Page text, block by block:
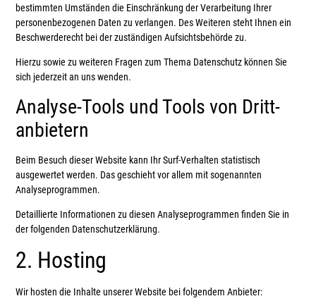
bestimmten Umständen die Einschränkung der Verarbeitung Ihrer
personenbezogenen Daten zu verlangen. Des Weiteren steht Ihnen ein
Beschwerderecht bei der zuständigen Aufsichtsbehörde zu.
Hierzu sowie zu weiteren Fragen zum Thema Datenschutz können Sie
sich jederzeit an uns wenden.
Analyse-Tools und Tools von Dritt­
anbietern
Beim Besuch dieser Website kann Ihr Surf-Verhalten statistisch
ausgewertet werden. Das geschieht vor allem mit sogenannten
Analyseprogrammen.
Detaillierte Informationen zu diesen Analyseprogrammen finden Sie in
der folgenden Datenschutzerklärung.
2. Hosting
Wir hosten die Inhalte unserer Website bei folgendem Anbieter: